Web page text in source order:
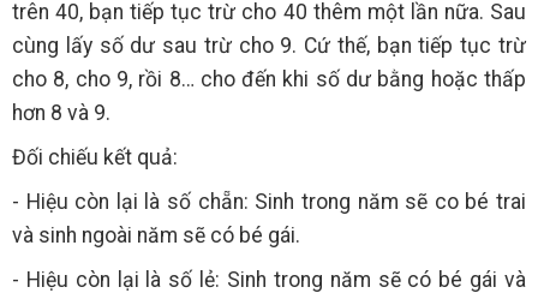
trên 40, bạn tiếp tục trừ cho 40 thêm một lần nữa. Sau
cùng lấy số dư sau trừ cho 9. Cứ thế, bạn tiếp tục trừ
cho 8, cho 9, rồi 8… cho đến khi số dư bằng hoặc thấp
hơn 8 và 9.
Đối chiếu kết quả:
- Hiệu còn lại là số chẵn: Sinh trong năm sẽ co bé trai
và sinh ngoài năm sẽ có bé gái.
- Hiệu còn lại là số lẻ: Sinh trong năm sẽ có bé gái và